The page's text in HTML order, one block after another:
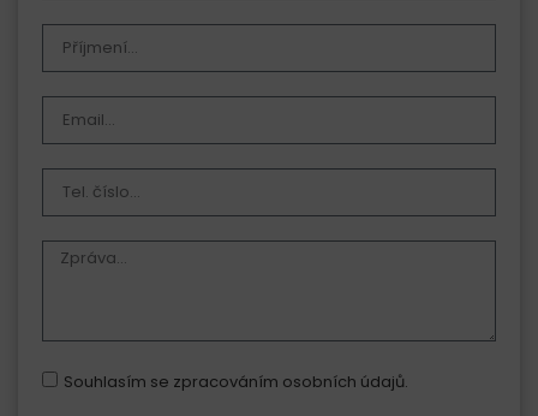
Souhlasím se zpracováním osobních údajů.